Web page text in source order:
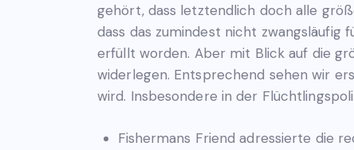
gehört, dass letztendlich doch alle
dass das zumindest nicht zwangsläufig
erfüllt worden. Aber mit Blick auf die
widerlegen. Entsprechend sehen wir
wird. Insbesondere in der
Fishermans Friend adressierte die